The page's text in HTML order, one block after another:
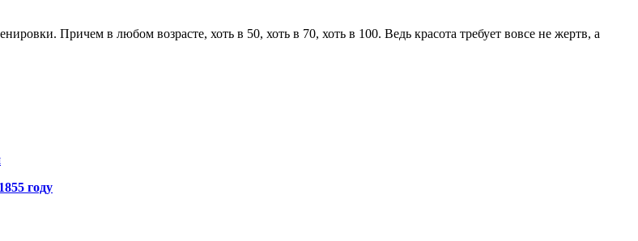
Причем в любом возрасте, хоть в 50, хоть в 70, хоть в 100. Ведь красота требует вовсе не жертв, а
году